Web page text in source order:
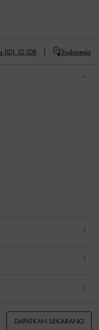
(ID), ID IDR Indonesia
DAPATKAN SEKARANG